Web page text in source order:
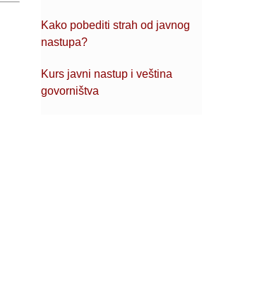
Kako pobediti strah od javnog
nastupa?
Kurs javni nastup i veština
govorništva